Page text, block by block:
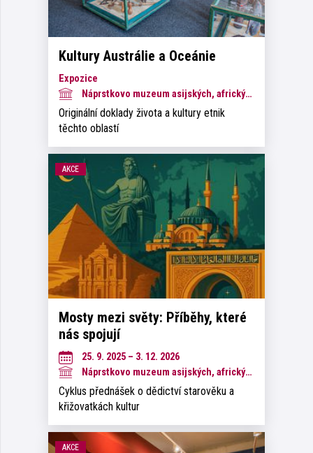
Kultury Austrálie a Oceánie
Expozice
Náprstkovo muzeum asijských, afrických a amerických kultur
Originální doklady života a kultury etnik
těchto oblastí
AKCE
Mosty mezi světy: Příběhy, které
nás spojují
25. 9. 2025 – 3. 12. 2026
Náprstkovo muzeum asijských, afrických a amerických kultur
Cyklus přednášek o dědictví starověku a
křižovatkách kultur
AKCE